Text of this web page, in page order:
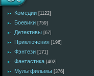
Комедии [1122]
Боевики [759]
Детективы [67]
Приключения [196]
Фэнтези [171]
Фантастика [402]
Мультфильмы [376]